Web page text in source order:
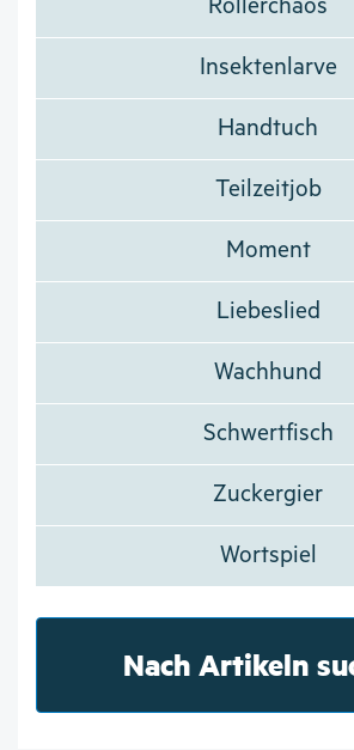
Rollerchaos
Insektenlarve
Handtuch
Teilzeitjob
Moment
Liebeslied
Wachhund
Schwertfisch
Zuckergier
Wortspiel
Nach Artikeln